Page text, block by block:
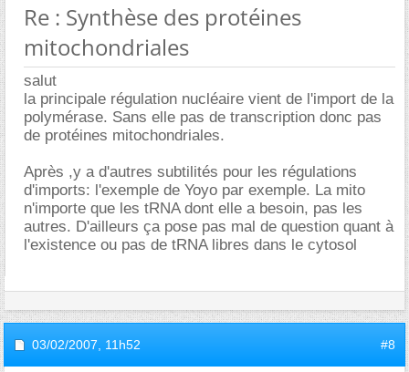
Re : Synthèse des protéines
mitochondriales
salut
la principale régulation nucléaire vient de l'import de la
polymérase. Sans elle pas de transcription donc pas
de protéines mitochondriales.
Après ,y a d'autres subtilités pour les régulations
d'imports: l'exemple de Yoyo par exemple. La mito
n'importe que les tRNA dont elle a besoin, pas les
autres. D'ailleurs ça pose pas mal de question quant à
l'existence ou pas de tRNA libres dans le cytosol
03/02/2007, 11h52 #8